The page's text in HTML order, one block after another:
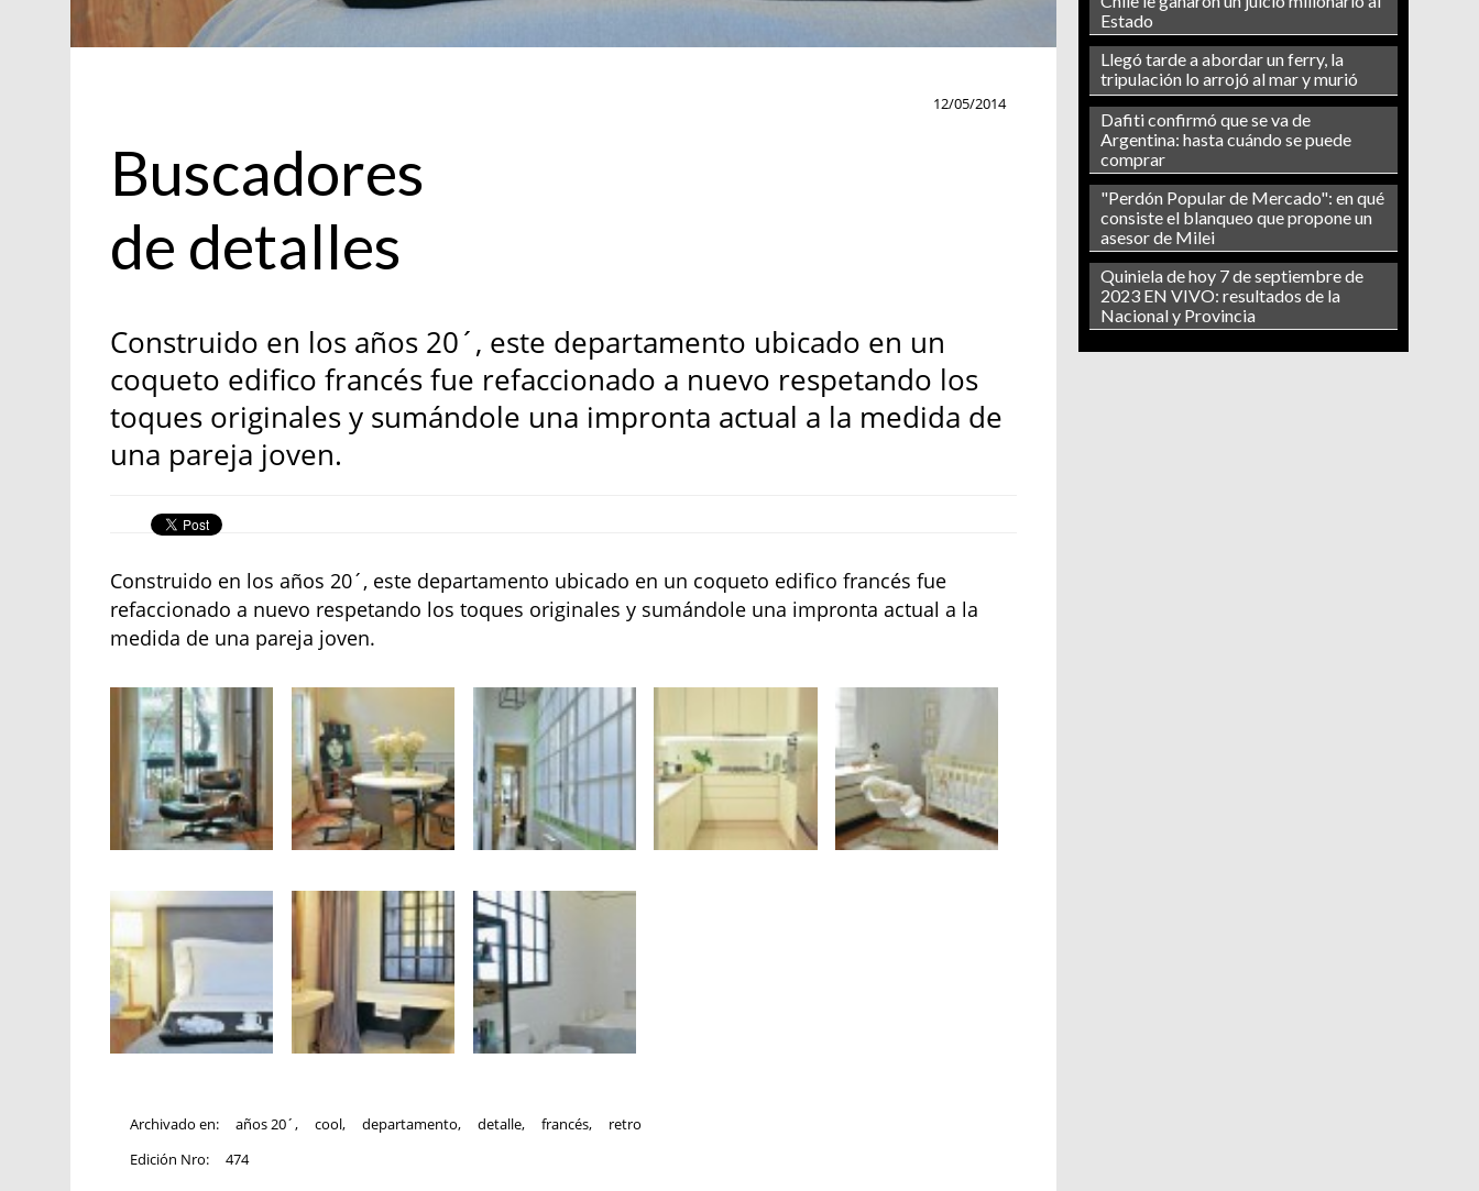
Estado
Llegó tarde a abordar un ferry, la
tripulación lo arrojó al mar y murió
Dafiti confirmó que se va de
Argentina: hasta cuándo se puede
comprar
"Perdón Popular de Mercado": en qué
consiste el blanqueo que propone un
asesor de Milei
Quiniela de hoy 7 de septiembre de
2023 EN VIVO: resultados de la
Nacional y Provincia
12/05/2014
Buscadores
de detalles
Construido en los años 20´, este departamento ubicado en un
coqueto edifico francés fue refaccionado a nuevo respetando los
toques originales y sumándole una impronta actual a la medida de
una pareja joven.
Construido en los años 20´, este departamento ubicado en un coqueto edifico francés fue
refaccionado a nuevo respetando los toques originales y sumándole una impronta actual a la
medida de una pareja joven.
Archivado en: años 20´, cool, departamento, detalle, francés,
retro
Edición Nro:
474